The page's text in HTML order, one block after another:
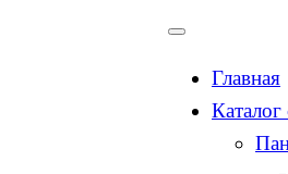
Главная